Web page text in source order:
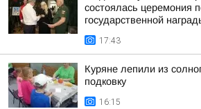
состоялась церемония
государственной
17:43
Куряне лепили из
подковку
16:15